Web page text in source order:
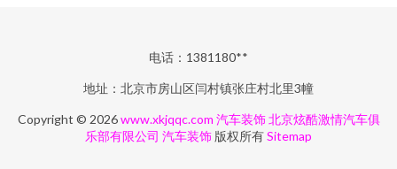
电话：1381180**
地址：北京市房山区闫村镇张庄村北里3幢
Copyright © 2026www.xkjqqc.com 汽车装饰 北京炫酷激情汽车俱
乐部有限公司 汽车装饰 版权所有Sitemap